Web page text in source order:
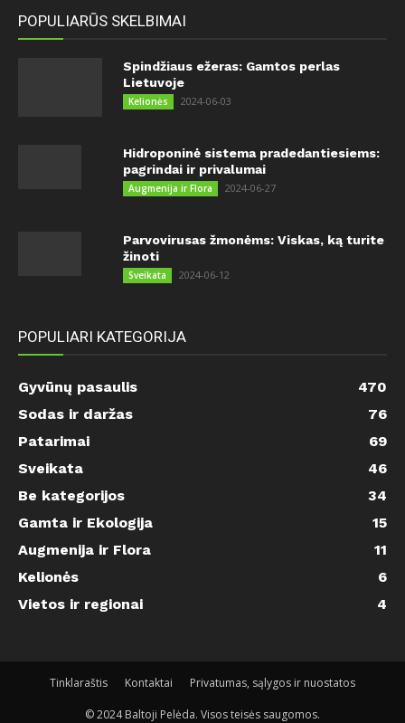
POPULIARŪS SKELBIMAI
Spindžiaus ežeras: Gamtos perlas
Lietuvoje
Kelionės 2024-06-03
Hidroponinė sistema pradedantiesiems:
pagrindai ir privalumai
Augmenija ir Flora 2024-06-27
Parvovirusas žmonėms: Viskas, ką turite
žinoti
Sveikata 2024-06-12
POPULIARI KATEGORIJA
Gyvūnų pasaulis
470
Sodas ir daržas
76
Patarimai
69
Sveikata
46
Be kategorijos
34
Gamta ir Ekologija
15
Augmenija ir Flora
11
Kelionės
6
Vietos ir regionai
4
Tinklaraštis Kontaktai Privatumas, sąlygos ir nuostatos
© 2024 Baltoji Pelėda. Visos teisės saugomos.